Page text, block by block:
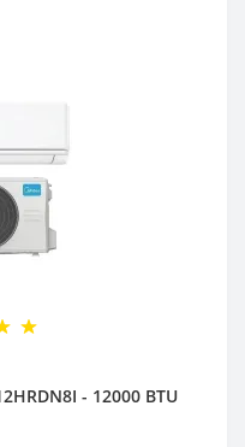
- 12000 BTU